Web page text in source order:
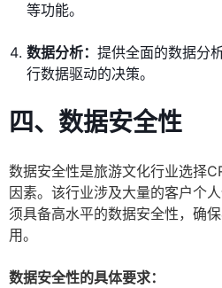
等功能。
数据分析： 提供全面的数据分
行数据驱动的决策。
四、数据安全性
数据安全性是旅游文化行业选择
因素。该行业涉及大量的客户个
须具备高水平的数据安全性，确
用。
数据安全性的具体要求：